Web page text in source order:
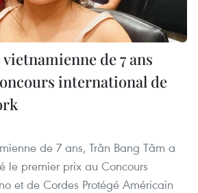
de 7 ans
international de
de 7 ans, Trân Bang Tâm a
le premier prix au Concours
et de Cordes Protégé Américain